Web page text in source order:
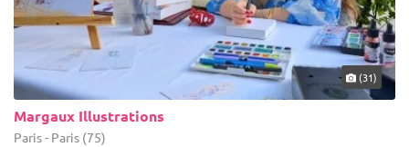
(31)
Margaux Illustrations
Paris - Paris (75)